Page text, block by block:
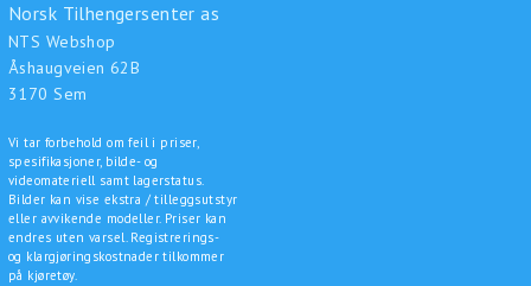
Norsk Tilhengersenter as
NTS Webshop
Åshaugveien 62B
3170 Sem
Vi tar forbehold om feil i priser,
spesifikasjoner, bilde- og
videomateriell samt lagerstatus.
Bilder kan vise ekstra / tilleggsutstyr
eller avvikende modeller. Priser kan
endres uten varsel. Registrerings-
og klargjøringskostnader tilkommer
på kjøretøy.